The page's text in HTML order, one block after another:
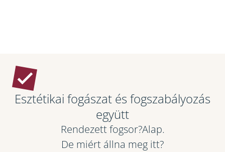
Esztétikai fogászat és fogszabályozás
együtt
Rendezett fogsor?Alap.
De miért állna meg itt?